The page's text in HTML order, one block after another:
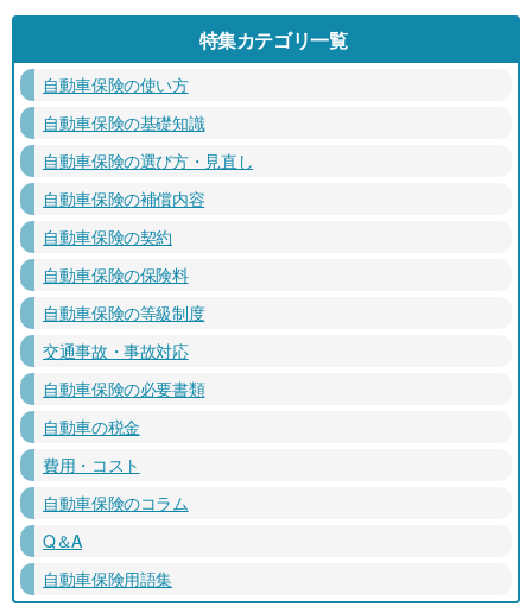
特集カテゴリ一覧
自動車保険の使い方
自動車保険の基礎知識
自動車保険の選び方・見直し
自動車保険の補償内容
自動車保険の契約
自動車保険の保険料
自動車保険の等級制度
交通事故・事故対応
自動車保険の必要書類
自動車の税金
費用・コスト
自動車保険のコラム
Q＆A
自動車保険用語集